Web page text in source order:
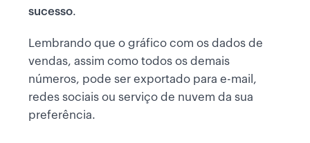
sucesso.
Lembrando que o gráfico com os dados de
vendas, assim como todos os demais
números, pode ser exportado para e-mail,
redes sociais ou serviço de nuvem da sua
preferência.